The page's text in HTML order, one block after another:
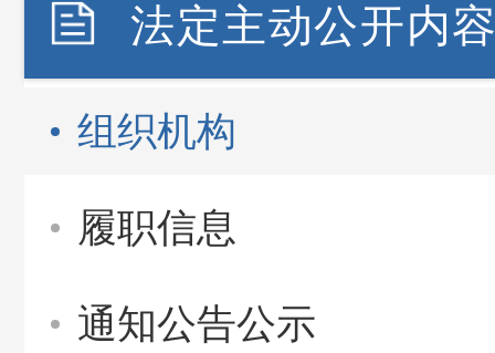
法定主动公开内
组织机构
履职信息
通知公告公示